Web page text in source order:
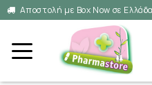
Αποστολή με Box Now σε